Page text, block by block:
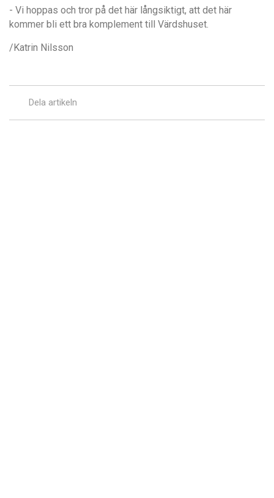
- Vi hoppas och tror på det här långsiktigt, att det här
kommer bli ett bra komplement till Värdshuset.
/Katrin Nilsson
Dela artikeln